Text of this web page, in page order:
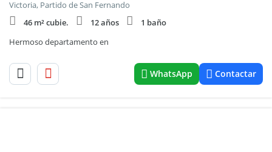
Victoria, Partido de San Fernando
46 m² cubie.
12 años
1 baño
Hermoso departamento en
WhatsApp Contactar